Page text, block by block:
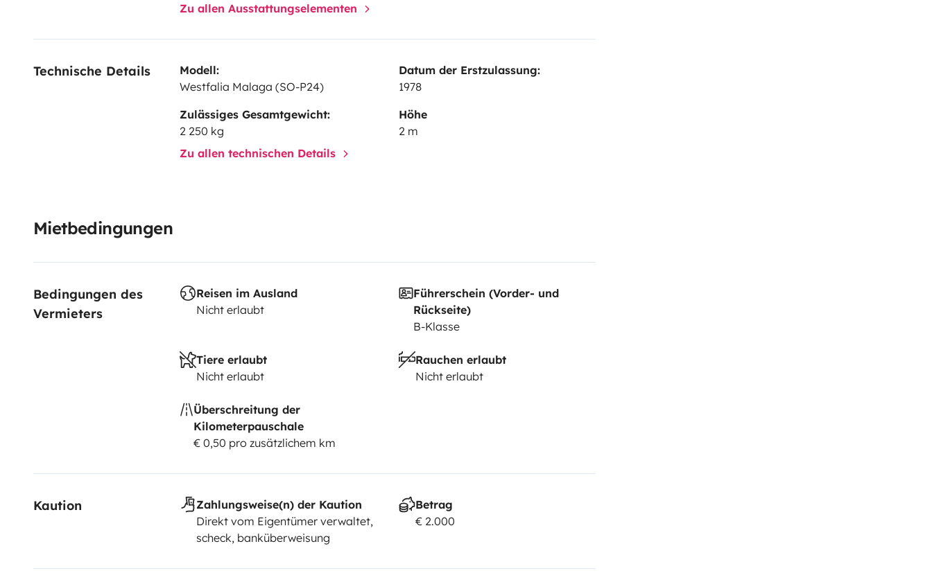
Zu allen Ausstattungselementen
Technische Details
Modell:
Westfalia Malaga (SO-P24)
Datum der Erstzulassung:
1978
Zulässiges Gesamtgewicht:
2 250 kg
Höhe
2 m
Zu allen technischen Details
Mietbedingungen
Bedingungen des
Vermieters
Reisen im Ausland
Nicht erlaubt
Führerschein (Vorder- und
Rückseite)
B-Klasse
Tiere erlaubt
Nicht erlaubt
Rauchen erlaubt
Nicht erlaubt
Überschreitung der
Kilometerpauschale
€ 0,50 pro zusätzlichem km
Kaution
Zahlungsweise(n) der Kaution
Direkt vom Eigentümer verwaltet,
scheck, banküberweisung
Betrag
€ 2.000